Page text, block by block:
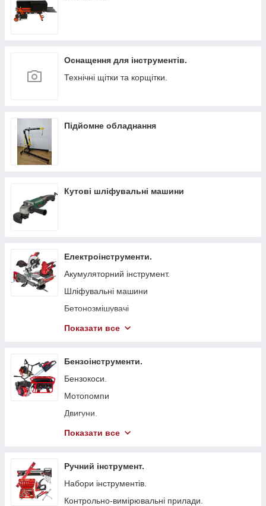
Оснащення для інструментів.
Технічні щітки та корщітки.
Підйомне обладнання
Кутові шліфувальні машини
Електроінструменти.
Акумуляторний інструмент.
Шліфувальні машини
Бетонозмішувачі
Болгарка (КШМ)
Вібратори глибинні для бетону
Стрічкові пили
Токарні станки
Гайковерти мережеві
Свердлильні верстати
Штроборізи
Плиткорізи.
Електроножиці
Показати все
Бензоінструменти.
Бензокоси.
Мотопомпи
Двигуни.
Бензопили.
Віброплити
Бензинові газонокосарки.
Бетонорізи
Показати все
Ручний інструмент.
Набори інструментів.
Контрольно-вимірювальні прилади.